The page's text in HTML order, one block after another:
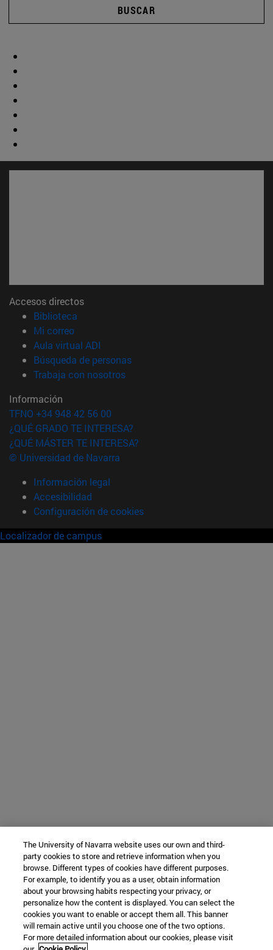
BUSCAR
Accesos directos
Biblioteca
Mi correo(abre en nueva ventana)
Aula virtual ADI
Búsqueda de personas(abre en nueva ventana)
Trabaja con nosotros(abre en nueva ventana)
Información
TFNO +34 948 42 56 00
¿QUÉ GRADO TE INTERESA?
¿QUÉ MÁSTER TE INTERESA?
© Universidad de Navarra
Información legal
Accesibilidad
Configuración de cookies
Localizador de campus
The University of Navarra website uses our own and third-
party cookies to store and retrieve information when you
browse. Different types of cookies have different purposes.
For example, to identify you as a user, obtain information
about your browsing habits respecting your privacy, or
personalize how the content is displayed. You can select the
cookies you want to enable or accept them all. This banner
will remain active until you choose one of the two options.
For more detailed information about our cookies, please visit